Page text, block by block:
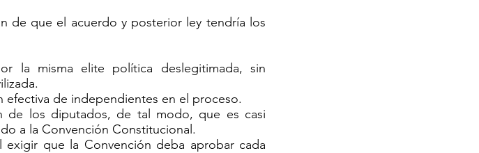
de que el acuerdo y posterior ley tendría los
la misma elite política deslegitimada, sin
efectiva de independientes en el proceso.
de los diputados, de tal modo, que es casi
a la Convención Constitucional.
que la Convención deba aprobar cada